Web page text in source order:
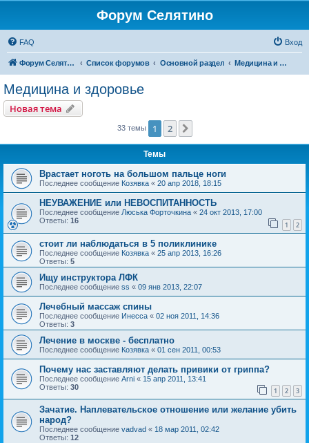
Форум Селятино
FAQ Вход
Форум Селятино Список форумов Основной раздел Медицина и здоровье
Медицина и здоровье
Новая тема
33 темы 1 2
Темы
Врастает ноготь на большом пальце ноги
Последнее сообщение Козявка « 20 апр 2018, 18:15
НЕУВАЖЕНИЕ или НЕВОСПИТАННОСТЬ
Последнее сообщение Люська Форточкина « 24 окт 2013, 17:00
Ответы: 16 1 2
стоит ли наблюдаться в 5 поликлинике
Последнее сообщение Козявка « 25 апр 2013, 16:26
Ответы: 5
Ищу инструктора ЛФК
Последнее сообщение ss « 09 янв 2013, 22:07
Лечебный массаж спины
Последнее сообщение Инесса « 02 ноя 2011, 14:36
Ответы: 3
Лечение в москве - бесплатно
Последнее сообщение Козявка « 01 сен 2011, 00:53
Почему нас заставляют делать привики от гриппа?
Последнее сообщение Arni « 15 апр 2011, 13:41
Ответы: 30 1 2 3
Зачатие. Наплевательское отношение или желание убить
народ?
Последнее сообщение vadvad « 18 мар 2011, 02:42
Ответы: 12